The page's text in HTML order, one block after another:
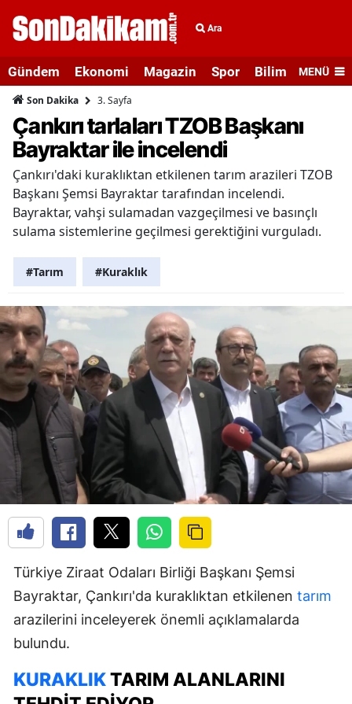
Ara
Gündem Ekonomi Magazin Spor Bilim veMENÜ
Son Dakika 3. Sayfa
Çankırı tarlaları TZOB Başkanı
Bayraktar ile incelendi
Çankırı'daki kuraklıktan etkilenen tarım arazileri TZOB
Başkanı Şemsi Bayraktar tarafından incelendi.
Bayraktar, vahşi sulamadan vazgeçilmesi ve basınçlı
sulama sistemlerine geçilmesi gerektiğini vurguladı.
#Tarım #Kuraklık
Türkiye Ziraat Odaları Birliği Başkanı Şemsi
Bayraktar, Çankırı'da kuraklıktan etkilenen tarım
arazilerini inceleyerek önemli açıklamalarda
bulundu.
KURAKLIKTARIM ALANLARINI